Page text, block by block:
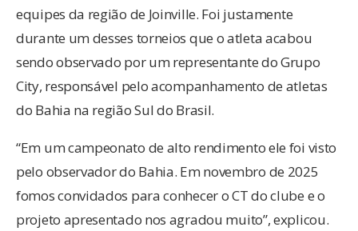
equipes da região de Joinville. Foi justamente
durante um desses torneios que o atleta acabou
sendo observado por um representante do Grupo
City, responsável pelo acompanhamento de atletas
do Bahia na região Sul do Brasil.
“Em um campeonato de alto rendimento ele foi visto
pelo observador do Bahia. Em novembro de 2025
fomos convidados para conhecer o CT do clube e o
projeto apresentado nos agradou muito”, explicou.